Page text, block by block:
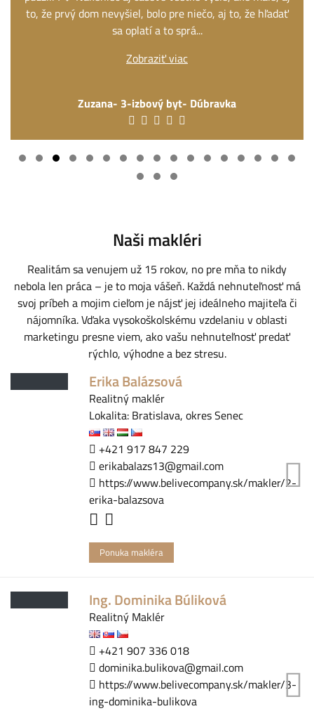
to, že prvý dom nevyšiel, bolo pre niečo, aj to, že hľadať
sa oplatí a to sprá...
Zobraziť viac
Zuzana- 3-izbový byt- Dúbravka
Naši makléri
Realitám sa venujem už 15 rokov, no pre mňa to nikdy
nebola len práca – je to moja vášeň. Každá nehnuteľnosť má
svoj príbeh a mojim cieľom je nájsť jej ideálneho majiteľa či
nájomníka. Vďaka vysokoškolskému vzdelaniu v oblasti
marketingu presne viem, ako vašu nehnuteľnosť predať
rýchlo, výhodne a bez stresu.
Erika Balázsová
Realitný maklér
Lokalita: Bratislava, okres Senec
+421 917 847 229
erikabalazs13@gmail.com
https://www.belivecompany.sk/makler/2-
erika-balazsova
Ponuka makléra
Ing. Dominika Búliková
Realitný Maklér
+421 907 336 018
dominika.bulikova@gmail.com
https://www.belivecompany.sk/makler/3-
ing-dominika-bulikova